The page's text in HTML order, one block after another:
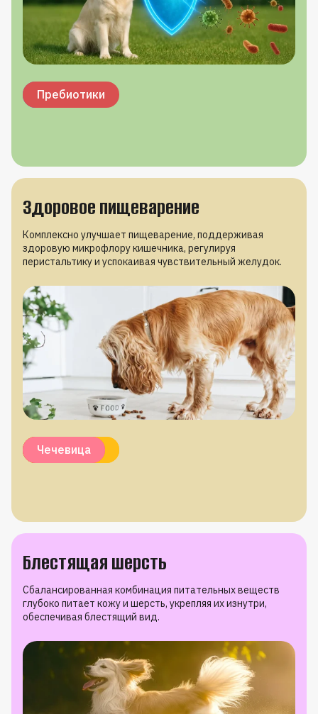
Витамин А
Витамин С
Цинк
Селен
Пребиотики
Здоровое пищеварение
Комплексно улучшает пищеварение, поддерживая
здоровую микрофлору кишечника, регулируя
перистальтику и успокаивая чувствительный желудок.
Пробиотики
Пребиотики
Псиллиум
Ромашка
Чечевица
Блестящая шерсть
Сбалансированная комбинация питательных веществ
глубоко питает кожу и шерсть, укрепляя их изнутри,
обеспечивая блестящий вид.